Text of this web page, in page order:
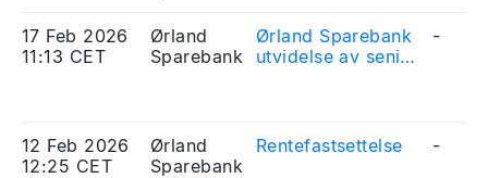
17 Feb 2026
11:13 CET
Ørland
Sparebank
Ørland Sparebank
utvidelse av senior
-
12 Feb 2026
12:25 CET
Ørland
Sparebank
Rentefastsettelse -